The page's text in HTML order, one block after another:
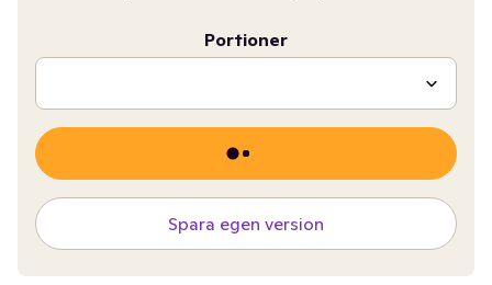
Portioner
Spara egen version